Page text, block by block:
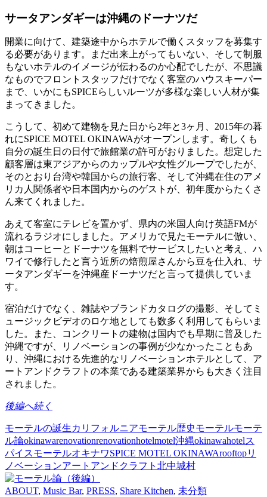
サータアンダギーは沖縄のドーナツだ
開業に向けて、建築途中からホテルで働くスタッフを募集す
る必要があります。まだ出来上がってもいない、そして制服
もないホテルのイメージが伝わるのか心配でしたが、不思議
なものでフロントスタッフだけでなく客室のハウスキーパー
まで、いかにもSPICEらしいルーツが多様な楽しい人材が集
まってきました。
こうして、初めて建物を見た日から2年と3ヶ月、2015年の暮
れにSPICE MOTEL OKINAWAがオープンします。奇しくも
自分の誕生日の日付で旅館業の許可がおりました。想定した
顧客層は東アジアからのカップルや女性グループでしたが、
そのとおり台湾や韓国からの旅行客、そして沖縄在住のアメ
リカ人関係者や日本国内からのゲストが、初年度からたくさ
ん来てくれました。
あえて客室にテレビを置かず、県内の米国人向け英語FMが
流れるラジオにしました。アメリカで見たモーテルに倣い、
朝はコーヒーとドーナツを無料でサービスしたいと考え、ハ
ワイで修行したと言う近所の焙煎屋さんから豆を仕入れ、サ
ータアンダギーを沖縄産ドーナツだと言って提供していま
す。
宿泊だけでなく、雑誌やブランドカタログの撮影、そしてミ
ュージックビデオのロケ地としても数多く利用してもらいま
した。また、コンクリートの建物は国内でも早期に普及した
沖縄ですが、リノベーションの事例が少なかったこともあ
り、沖縄における先進的なリノベーションホテルとして、ア
ートアンドクラフトの本業である建築業界からも大きく注目
されました。
後編へ続く
モーテルの誕生カリフォルニアモーテル歴史モーテルモーテ
ル論okinawarenovationrenovationhotelmotel沖縄okinawahotelス
パイスモーテルオキナワSPICE MOTEL OKINAWArooftopリ
ノベーションアートアンドクラフト 北中城村
ABOUT, Music Bar, PRESS, Share Kitchen, 未分類